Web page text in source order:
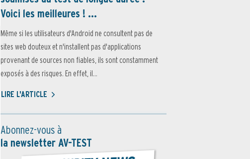
Voici les meilleures ! ...
Même si les utilisateurs d'Android ne consultent pas de
sites web douteux et n'installent pas d'applications
provenant de sources non fiables, ils sont constamment
exposés à des risques. En effet, il...
LIRE L'ARTICLE
Abonnez-vous à
la newsletter AV-TEST